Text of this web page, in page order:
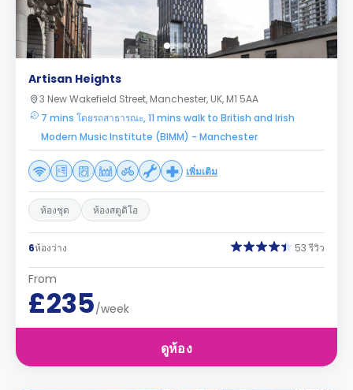
Artisan Heights
3 New Wakefield Street, Manchester, UK, M1 5AA
7 mins โดยรถสาธารณะ, 11 mins walk to British and Irish
Modern Music Institute (BIMM) - Manchester
เพิ่มเติม
ห้องชุด ห้องสตูดิโอ
6ห้องว่าง 53 รีวิว
From
£235/week
ดูห้อง